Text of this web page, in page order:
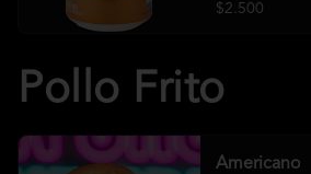
$2.500
Pollo Frito
Americano